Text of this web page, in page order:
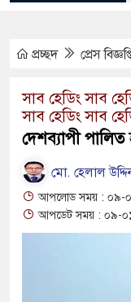
প্রচ্ছদ প্রেস
সাব হেডিং সাব
সাব হেডিং সাব
দেশব্যাপী
মো. হেলাল
আপলোড সময় : ০৯-
আপডেট সময় : ০৯-